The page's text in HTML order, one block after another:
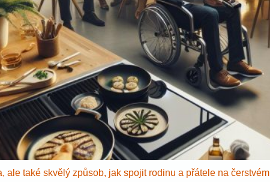
také skvělý způsob, jak spojit rodinu a přátele na čerstvém